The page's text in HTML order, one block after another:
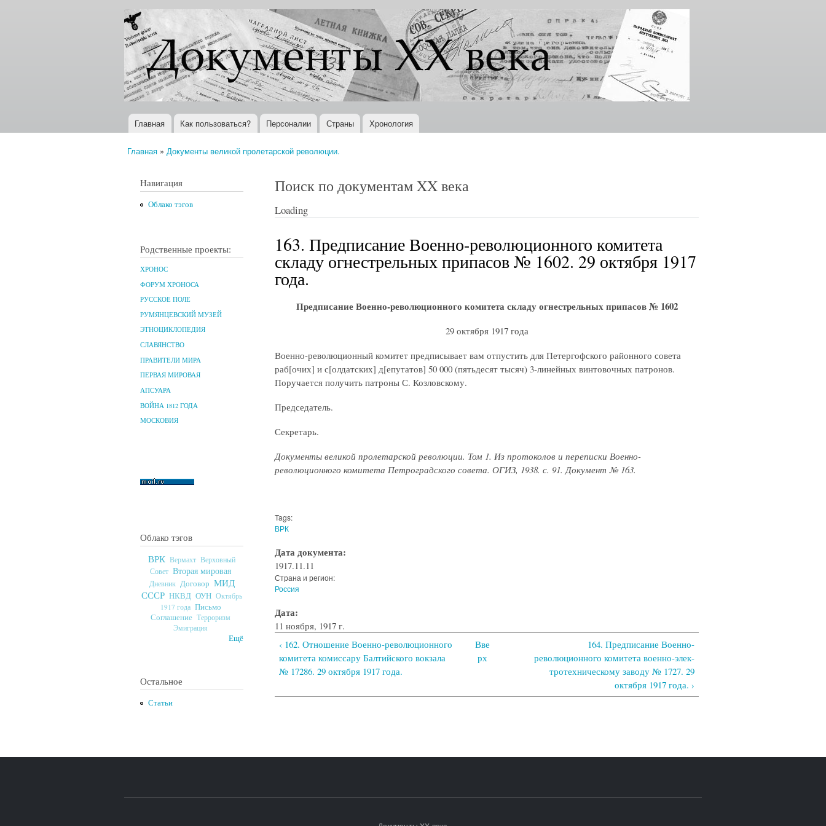
Перейти к
основному
содержанию
Документы
XX века
Всемирная
история в
Интернете
Главное меню
Главная Как пользоваться? Персоналии Страны Хронология
Главная » Документы великой пролетарской революции.
Навигация
Облако тэгов
Родственные проекты:
ХРОНОС
ФОРУМ ХРОНОСА
РУССКОЕ ПОЛЕ
РУМЯНЦЕВСКИЙ МУЗЕЙ
ЭТНОЦИКЛОПЕДИЯ
СЛАВЯНСТВО
ПРАВИТЕЛИ МИРА
ПЕРВАЯ МИРОВАЯ
АПСУАРА
ВОЙНА 1812 ГОДА
МОСКОВИЯ
Облако тэгов
ВРК Вермахт Верховный
Совет Вторая мировая
Дневник Договор МИД
СССР НКВД ОУН Октябрь
1917 года Письмо
Соглашение Терроризм
Эмиграция
Ещё
Остальное
Статьи
Поиск по документам XX века
Loading
163. Предписание Военно-революционного комитета
складу огнестрельных припасов № 1602. 29 октября 1917
года.
Предписание Военно-революционного комитета складу огнестрельных припасов № 1602
29 октября 1917 года
Военно-революционный комитет предписывает вам отпустить для Петергофского районного совета
раб[очих] и с[олдатских] д[епутатов] 50 000 (пятьдесят тысяч) 3-линейных винтовочных патронов.
Поручается получить патроны С. Козловскому.
Председатель.
Секретарь.
Документы великой пролетарской революции. Том 1. Из протоколов и переписки Военно-
революционного комитета Петроградского совета. ОГИЗ, 1938. с. 91. Документ № 163.
Tags:
ВРК
Дата документа:
1917.11.11
Страна и регион:
Россия
Дата:
11 ноября, 1917 г.
‹ 162. Отношение Военно-революционного
комитета комиссару Балтийского вокзала
№ 17286. 29 октября 1917 года.
Вве
рх
164. Предписание Военно-
революционного комитета военно-элек-
тротехническому заводу № 1727. 29
октября 1917 года. ›